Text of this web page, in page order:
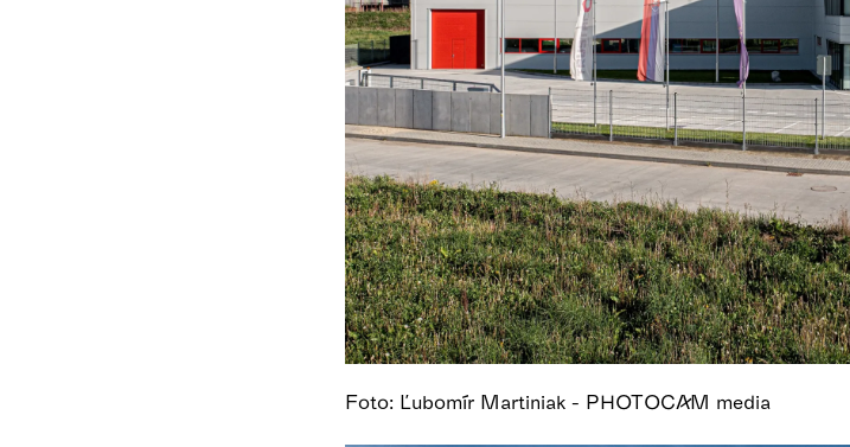
Foto: Ľubomír Martiniak - PHOTOCAM media